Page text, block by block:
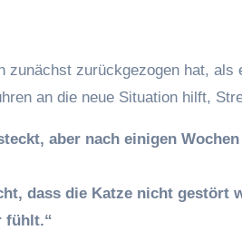
zurückgezogen hat,
an die neue Situation hilft,
aber nach einigen
dass die Katze nicht gestört
fühlt.“